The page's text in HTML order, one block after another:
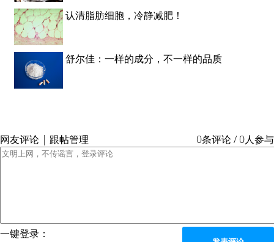
认清脂肪细胞，冷静减肥！
舒尔佳：一样的成分，不一样的品质
网友评论 | 跟帖管理 0条评论 / 0人参与
一键登录：